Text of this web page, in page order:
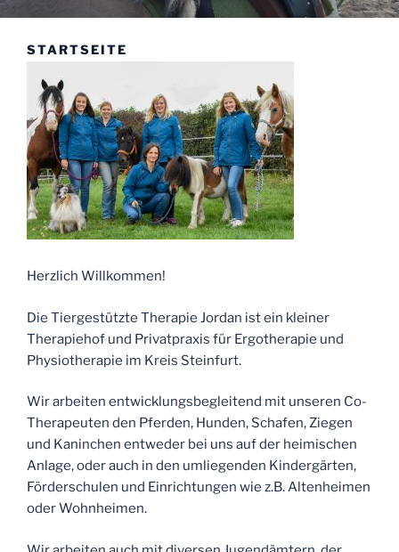
STARTSEITE
Herzlich Willkommen!
Die Tiergestützte Therapie Jordan ist ein kleiner
Therapiehof und Privatpraxis für Ergotherapie und
Physiotherapie im Kreis Steinfurt.
Wir arbeiten entwicklungsbegleitend mit unseren Co-
Therapeuten den Pferden, Hunden, Schafen, Ziegen
und Kaninchen entweder bei uns auf der heimischen
Anlage, oder auch in den umliegenden Kindergärten,
Förderschulen und Einrichtungen wie z.B. Altenheimen
oder Wohnheimen.